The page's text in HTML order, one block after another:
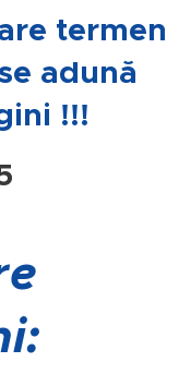
termen
adună
!!!